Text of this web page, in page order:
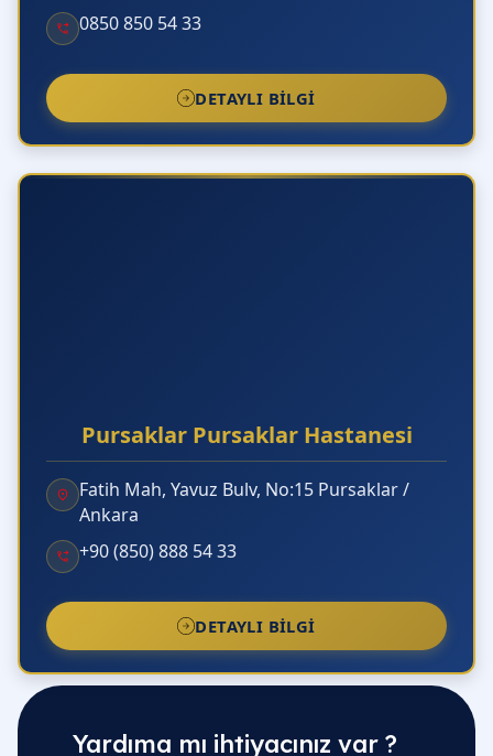
0850 850 54 33
DETAYLI BILGI
Pursaklar Pursaklar Hastanesi
Fatih Mah, Yavuz Bulv, No:15 Pursaklar /
Ankara
+90 (850) 888 54 33
DETAYLI BILGI
Yardıma mı ihtiyacınız var ?